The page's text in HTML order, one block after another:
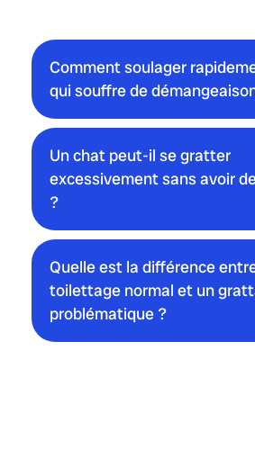
Comment soulager
qui souffre de
Un chat peut-il se gratter
excessivement sans avoir
?
Quelle est la différence
toilettage normal et un
problématique ?